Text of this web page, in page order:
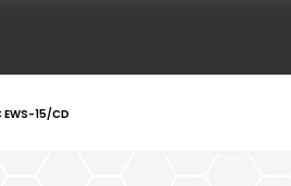
EWS-15/CD